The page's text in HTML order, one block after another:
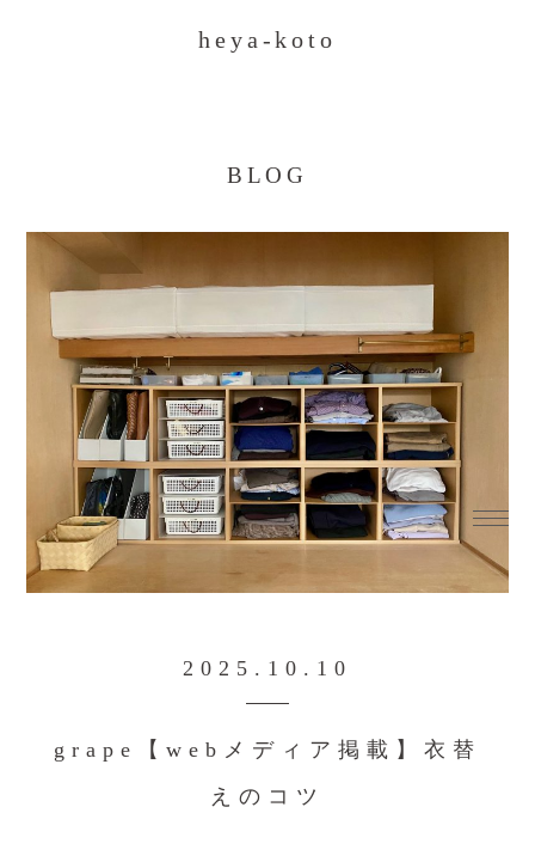
heya-koto
BLOG
2025.10.10
grape【webメディア掲載】衣替
えのコツ